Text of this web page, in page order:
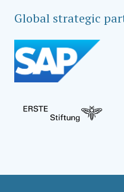
Global strategic